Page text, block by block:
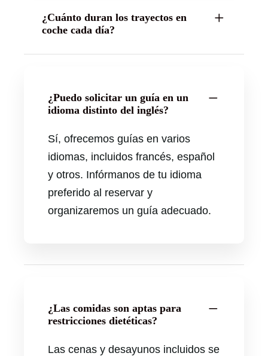
¿Cuánto duran los trayectos en
coche cada día?
¿Puedo solicitar un guía en un
idioma distinto del inglés?
Sí, ofrecemos guías en varios
idiomas, incluidos francés, español
y otros. Infórmanos de tu idioma
preferido al reservar y
organizaremos un guía adecuado.
¿Las comidas son aptas para
restricciones dietéticas?
Las cenas y desayunos incluidos se